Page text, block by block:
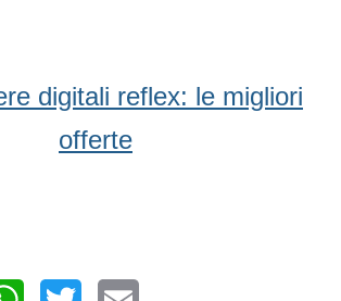
digitali reflex: le migliori
offerte